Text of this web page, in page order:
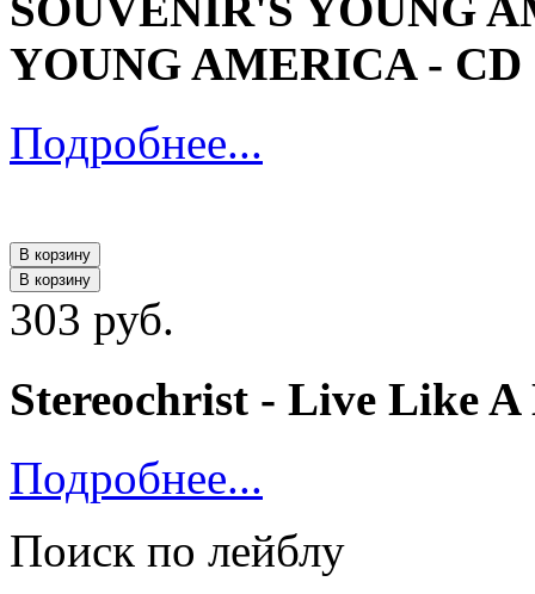
YOUNG AMERICA - CD
Подробнее...
В корзину
В корзину
303 руб.
Stereochrist ‎- Live Like
Подробнее...
Поиск по лейблу